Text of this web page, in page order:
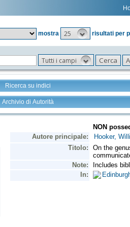
mostra
25 risultati per
Tutti i campi
Ricerca su indici
Archivio di Autorità